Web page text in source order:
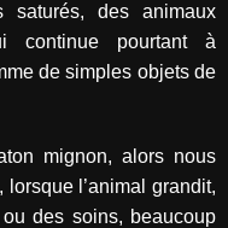
saturés, des animaux
continue pourtant à
de simples objets de
mignon, alors nous
l’animal grandit,
des soins, beaucoup